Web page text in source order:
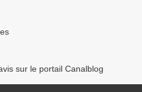
sur le portail Canalblog